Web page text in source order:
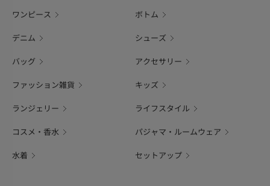
ワンピース ボトム
デニム シューズ
バッグ アクセサリー
ファッション雑貨 キッズ
ランジェリー ライフスタイル
コスメ・香水 パジャマ・ルームウェア
水着 セットアップ